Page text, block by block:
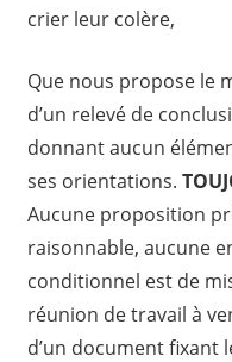
crier leur colère,
Que nous propose le
d’un relevé de
donnant aucun
ses orientations.
Aucune proposition
raisonnable, aucune
conditionnel est de
réunion de travail à
d’un document fixant